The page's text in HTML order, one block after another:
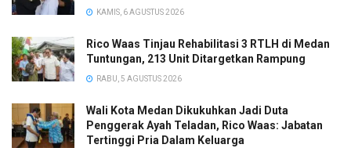
KAMIS, 6 AGUSTUS 2026
Rico Waas Tinjau Rehabilitasi 3 RTLH di Medan
Tuntungan, 213 Unit Ditargetkan Rampung
RABU, 5 AGUSTUS 2026
Wali Kota Medan Dikukuhkan Jadi Duta
Penggerak Ayah Teladan, Rico Waas: Jabatan
Tertinggi Pria Dalam Keluarga